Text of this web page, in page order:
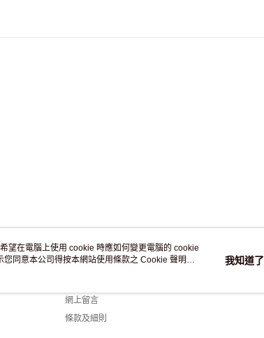
客戶服務
網上留言
條款及細則
望在電腦上使用 cookie 時應如何變更電腦的 cookie
同意本公司得按本網站使用條款之 Cookie 聲明使
我知道了